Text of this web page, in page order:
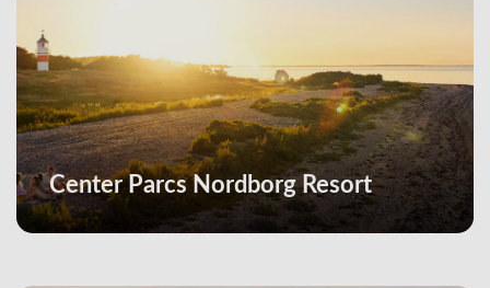
Center Parcs Nordborg Resort